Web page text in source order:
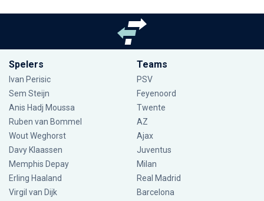
Spelers
Ivan Perisic
Sem Steijn
Anis Hadj Moussa
Ruben van Bommel
Wout Weghorst
Davy Klaassen
Memphis Depay
Erling Haaland
Virgil van Dijk
Teams
PSV
Feyenoord
Twente
AZ
Ajax
Juventus
Milan
Real Madrid
Barcelona